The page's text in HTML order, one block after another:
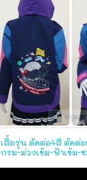
เสื้อรุ่น ตัดต่อ4สี ตัดต่
กรม-ม่วงเข้ม-ฟ้าเข้ม-